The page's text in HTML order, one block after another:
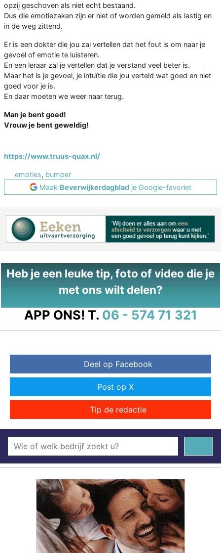
opzij geschoven als niet echt bestaand.
Dus die emotiezaken zijn er niet of worden gemeld als lastig en
in de weg zittend.
Er is een dokter die jou zal vertellen dat het fout is om naar je
gevoel of emotie te luisteren.
En een leraar zal je vertellen dat je verstand veel beter is.
Maar het is je gevoel, je intuïtie die jou verteld wat goed en niet
goed voor je is.
En daar moeten we weer naar terug.
Man je bent goed!
Vrouw je bent geweldig!
https://www.truus-quax.nl/
emoties, bumper
Maak Beverwijkerdagblad je Google-favoriet
Heb je een leuke tip, foto of video die je
met ons wilt delen?
APP ONS! T. 06 - 574 71 321
Deel op Facebook
Post op X
Tip de redactie